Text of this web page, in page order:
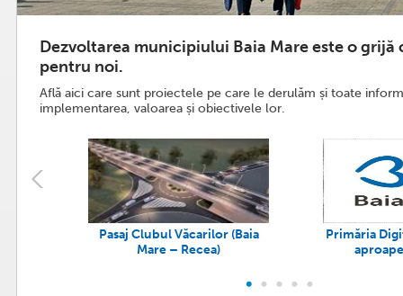
Citește mai departe
instituțiilor din subordine
Citește mai departe
Primăria Municipiului Baia
puncte de hidratare în oraș
Dezvoltarea municipiului Baia Mare este o grijă
pentru noi.
Află aici care sunt proiectele pe care le derulăm și toate
implementarea, valoarea și obiectivele lor.
Pasaj Clubul Văcarilor (Baia
Mare – Recea)
Primăria